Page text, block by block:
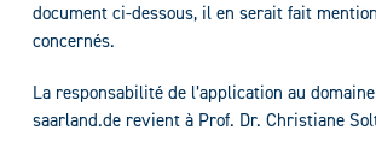
document ci-dessous, il en serait fait
concernés.
La responsabilité de l’application au
saarland.de revient à Prof. Dr. Christiane